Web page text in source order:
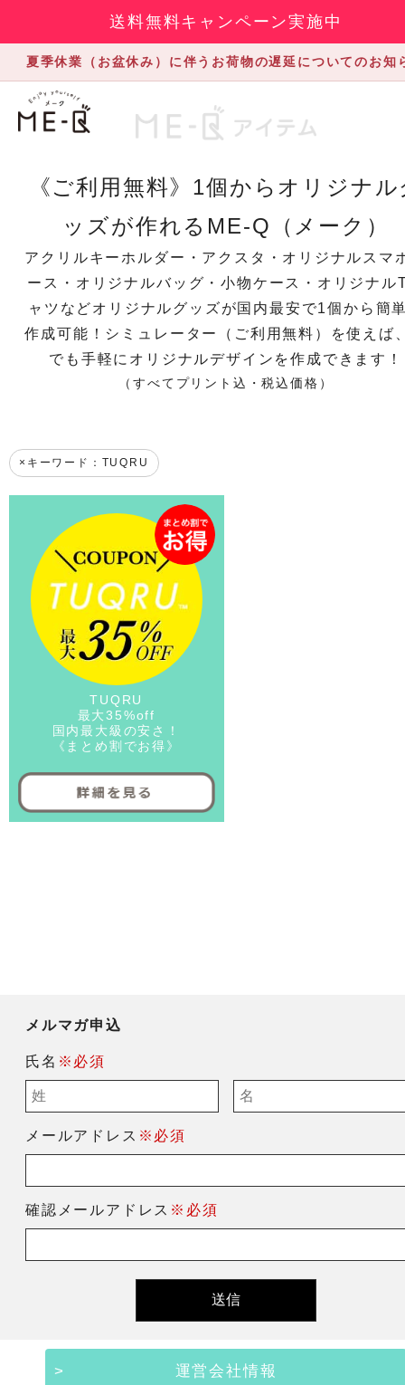
送料無料キャンペーン実施中
夏季休業（お盆休み）に伴うお荷物の遅延についてのお知
《ご利用無料》1個からオリジナル
ッズが作れるME-Q（メーク）
アクリルキーホルダー・アクスタ・オリジナルスマ
ース・オリジナルバッグ・小物ケース・オリジナル
ャツなどオリジナルグッズが国内最安で1個から簡
作成可能！シミュレーター（ご利用無料）を使えば
でも手軽にオリジナルデザインを作成できます！
（すべてプリント込・税込価格）
キーワード：TUQRU
TUQRU
最大35%off
国内最大級の安さ！
《まとめ割でお得》
メルマガ申込
氏名 ※必須
メールアドレス ※必須
確認メールアドレス ※必須
運営会社情報